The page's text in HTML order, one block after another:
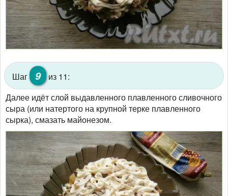
Шаг 9
из 11:
Далее идёт слой выдавленного плавленного сливочного
сыра (или натертого на крупной терке плавленного
сырка), смазать майонезом.